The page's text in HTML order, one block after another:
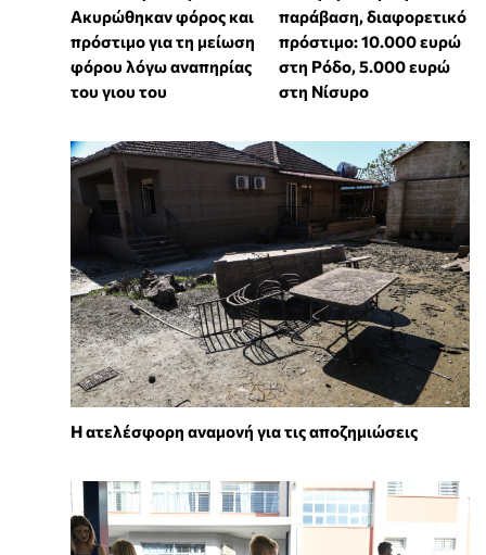
Ακυρώθηκαν φόρος και
πρόστιμο για τη μείωση
φόρου λόγω αναπηρίας
του γιου του
παράβαση, διαφορετικό
πρόστιμο: 10.000 ευρώ
στη Ρόδο, 5.000 ευρώ
στη Νίσυρο
Η ατελέσφορη αναμονή για τις αποζημιώσεις